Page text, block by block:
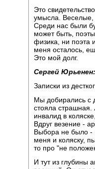
Это
умысла. Веселые,
Среди нас были
может быть,
физика, ни поэта
меня осталось,
Это мой долг.
Сергей Юрьенен:
Записки из
Мы добирались с
стояла страшная.
инвалид в
Вдруг везение -
Выбора не было -
меня и коляску,
то про "не
И тут из глубины